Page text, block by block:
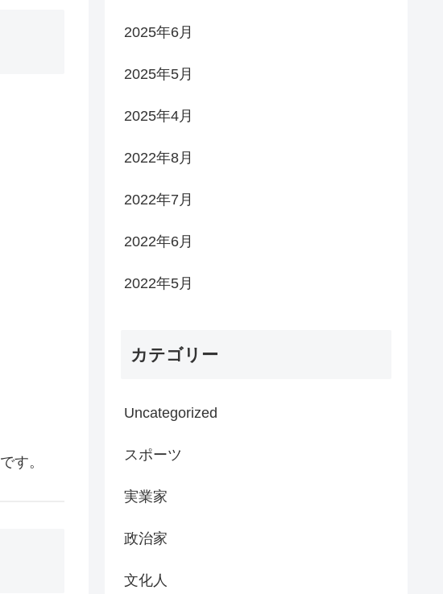
です。
2025年6月
2025年5月
2025年4月
2022年8月
2022年7月
2022年6月
2022年5月
カテゴリー
Uncategorized
スポーツ
実業家
政治家
文化人